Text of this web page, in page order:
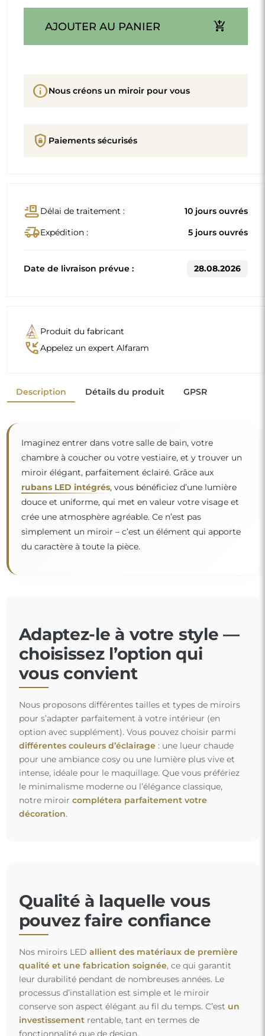
AJOUTER AU PANIER add_shopping_cart
infoNous créons un miroir pour vous
shield_lock Paiements sécurisés
conveyor_beltDélai de traitement : 10 jours ouvrés
delivery_truck_speedExpédition : 5 jours ouvrés
Date de livraison prévue : 28.08.2026
Produit du fabricant
phone_callbackAppelez un expert Alfaram
Description Détails du produit GPSR
Imaginez entrer dans votre salle de bain, votre
chambre à coucher ou votre vestiaire, et y trouver un
miroir élégant, parfaitement éclairé. Grâce aux
rubans LED intégrés, vous bénéficiez d’une lumière
douce et uniforme, qui met en valeur votre visage et
crée une atmosphère agréable. Ce n’est pas
simplement un miroir – c’est un élément qui apporte
du caractère à toute la pièce.
“
Adaptez-le à votre style —
choisissez l’option qui
vous convient
Nous proposons différentes tailles et types de miroirs
pour s’adapter parfaitement à votre intérieur (en
option avec supplément). Vous pouvez choisir parmi
différentes couleurs d’éclairage: une lueur chaude
pour une ambiance cosy ou une lumière plus vive et
intense, idéale pour le maquillage. Que vous préfériez
le minimalisme moderne ou l’élégance classique,
notre miroir complétera parfaitement votre
décoration.
Qualité à laquelle vous
pouvez faire confiance
Nos miroirs LED allient des matériaux de première
qualité et une fabrication soignée, ce qui garantit
leur durabilité pendant de nombreuses années. Le
processus d’installation est simple et le miroir
conserve son aspect élégant au fil du temps. C’est un
investissementrentable, tant en termes de
fonctionnalité que de design.